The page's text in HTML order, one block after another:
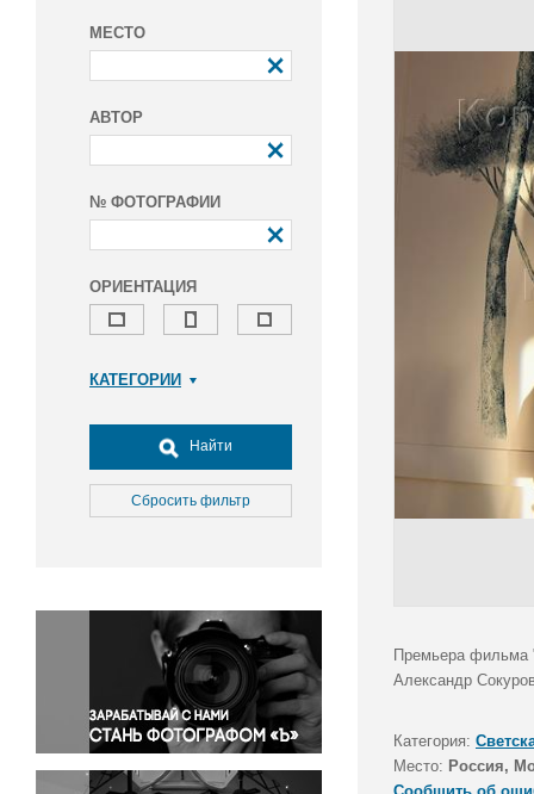
МЕСТО
АВТОР
№ ФОТОГРАФИИ
ОРИЕНТАЦИЯ
КАТЕГОРИИ
Досуг, туризм и отдых
Культура
Медицина
Окружающая среда
Политика
Правосудие
Происшествия и конфликты
Религия
Светская жизнь
Найти
Сбросить фильтр
Премьера фильма
Александр
Категория:
Место: Россия,